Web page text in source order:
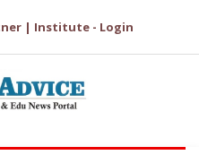
| Institute - Login